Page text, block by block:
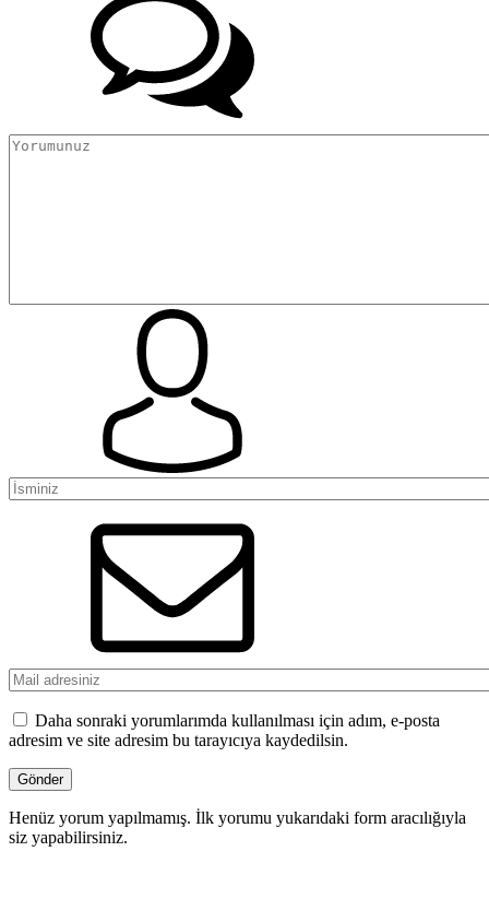
Daha sonraki yorumlarımda kullanılması için adım, e-posta
adresim ve site adresim bu tarayıcıya kaydedilsin.
Henüz yorum yapılmamış. İlk yorumu yukarıdaki form aracılığıyla
siz yapabilirsiniz.